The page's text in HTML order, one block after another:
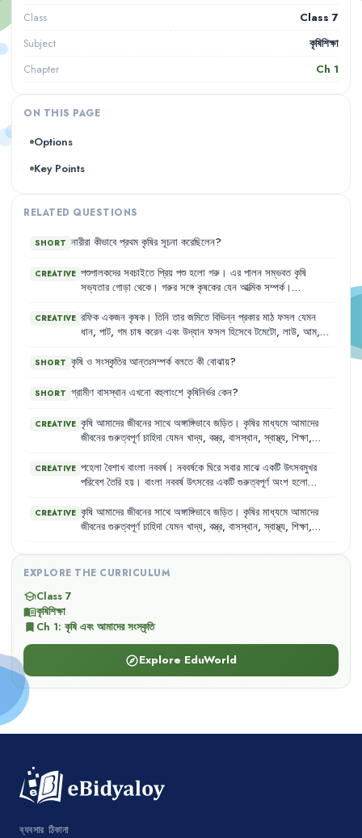
Class Class 7
Subject কৃষিশিক্ষা
Chapter Ch 1
ON THIS PAGE
Options
Key Points
RELATED QUESTIONS
SHORT নারীরা কীভাবে প্রথম কৃষির সূচনা করেছিলেন?
CREATIVE পশুপালকদের সবচাইতে প্রিয় পশু হলো গরু । এর পালন সম্ভবত কৃষি
সভ্যতার গোড়া থেকে। গরুর সঙ্গে কৃষকের যেন আত্মিক সম্পর্ক।
কম এবং এরা বেশ রোগবালাই সহিষ্ণু।
CREATIVE রফিক একজন কৃষক। তিনি তার জমিতে বিভিন্ন প্রকার মাঠ ফসল যেমন
ধান, পাট, গম চাষ করেন এবং উদ্যান ফসল হিসেবে টমেটো, লাউ, আম,
করেন। তার কৃষিকাজের ফলে পরিবারের খাদ্যের
SHORT কৃষি ও সংস্কৃতির আন্তঃসম্পর্ক বলতে কী বোঝায়?
SHORT গ্রামীণ বাসস্থান এখনো বহুলাংশে কৃষিনির্ভর কেন?
CREATIVE কৃষি আমাদের জীবনের সাথে অঙ্গাঙ্গিভাবে জড়িত। কৃষির মাধ্যমে আমাদের
জীবনের গুরুত্বপূর্ণ চাহিদা যেমন খাদ্য, বস্ত্র, বাসস্থান, স্বাস্থ্য, শিক্ষা,
এই সুষম খাদ্যের যোগান দেয় কৃষি।
CREATIVE পহেলা বৈশাখ বাংলা নববর্ষ। নববর্ষকে ঘিরে সবার মাঝে একটি উৎসবমুখর
পরিবেশ তৈরি হয় । বাংলা নববর্ষ উৎসবের একটি গুরুত্বপূর্ণ অংশ হলো
মেলা থেকেই গ্রামের মানুষ হাঁড়ি-ঝুড়ি, দা-কাস্তে থেকে শুরু করে সংসারের
যাবতীয় তৈজসপত্র ক্রয় করে।
CREATIVE কৃষি আমাদের জীবনের সাথে অঙ্গাঙ্গিভাবে জড়িত। কৃষির মাধ্যমে আমাদের
জীবনের গুরুত্বপূর্ণ চাহিদা যেমন খাদ্য, বস্ত্র, বাসস্থান, স্বাস্থ্য, শিক্ষা,
EXPLORE THE CURRICULUM
schoolClass 7
menu_bookকৃষিশিক্ষা
bookmark Ch 1: কৃষি এবং আমাদের সংস্কৃতি
exploreExplore EduWorld
ব্যবসার ঠিকানা